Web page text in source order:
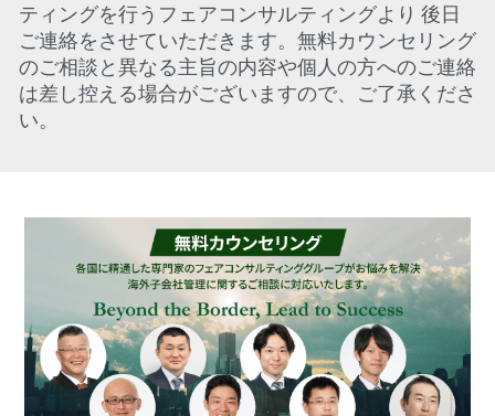
ティングを行うフェアコンサルティングより 後日
ご連絡をさせていただきます。無料カウンセリング
のご相談と異なる主旨の内容や個人の方へのご連絡
は差し控える場合がございますので、ご了承くださ
い。